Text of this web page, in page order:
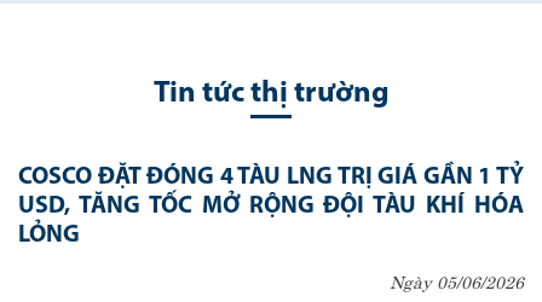
Tin tức thị trường
COSCO ĐẶT ĐÓNG 4 TÀU LNG TRỊ GIÁ GẦN 1 TỶ
USD, TĂNG TỐC MỞ RỘNG ĐỘI TÀU KHÍ HÓA
LỎNG
Ngày 05/06/2026